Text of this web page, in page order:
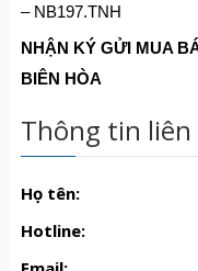
– NB197.TNH
NHẬN KÝ GỬI MUA
BIÊN HÒA
Thông tin liên
Họ tên:
Hotline: